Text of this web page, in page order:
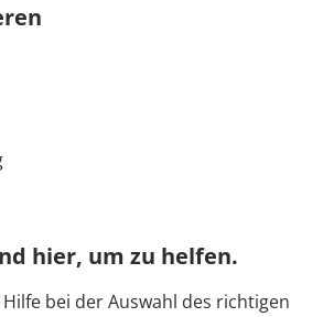
hier, um zu helfen.
bei der Auswahl des richtigen